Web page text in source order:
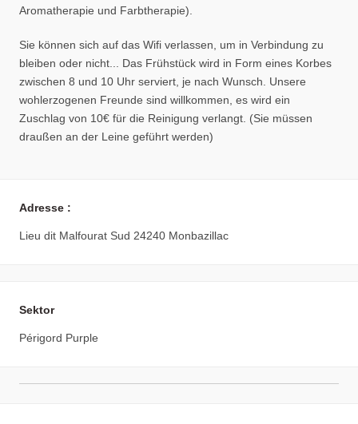
Aromatherapie und Farbtherapie).
Sie können sich auf das Wifi verlassen, um in Verbindung zu
bleiben oder nicht... Das Frühstück wird in Form eines Korbes
zwischen 8 und 10 Uhr serviert, je nach Wunsch. Unsere
wohlerzogenen Freunde sind willkommen, es wird ein
Zuschlag von 10€ für die Reinigung verlangt. (Sie müssen
draußen an der Leine geführt werden)
Adresse :
Lieu dit Malfourat Sud 24240 Monbazillac
Sektor
Périgord Purple